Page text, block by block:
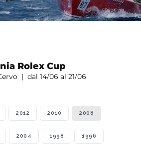
Rolex Cup
| dal 14/06 al 21/06
2012 2010 2008
2004 1998 1996